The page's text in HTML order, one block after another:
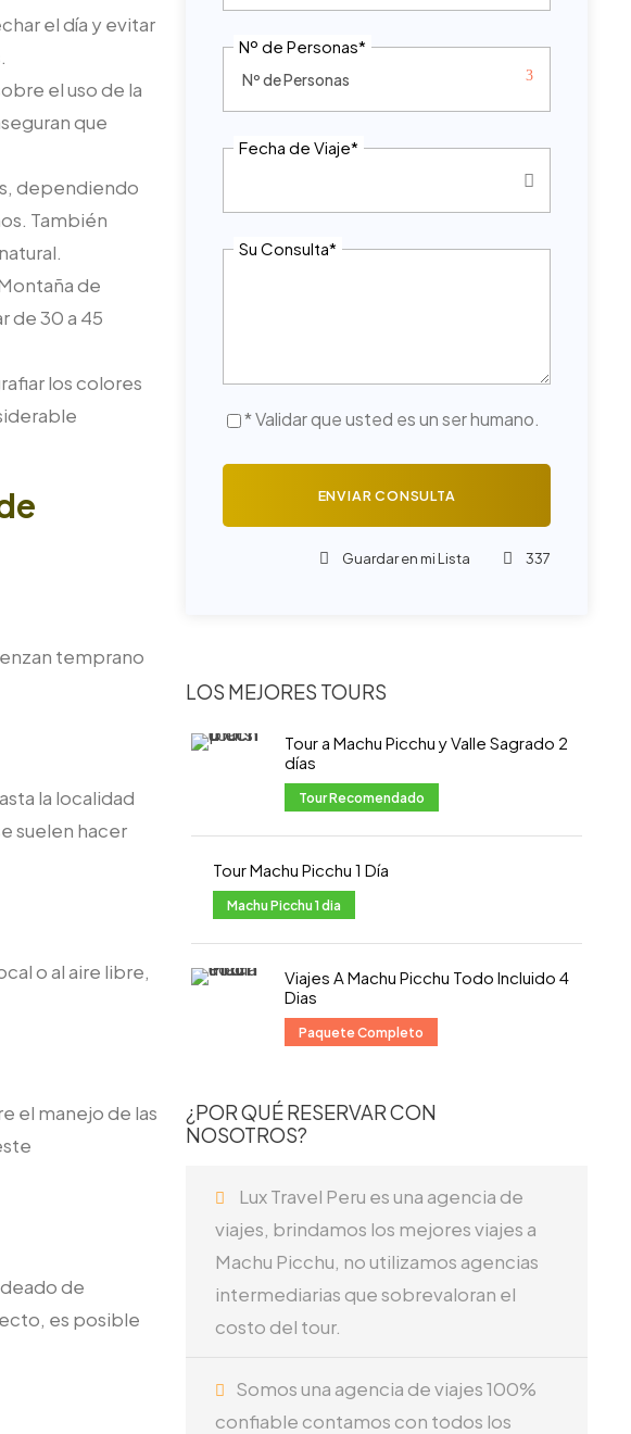
Nº de Personas*
Fecha de Viaje*
Su Consulta*
* Validar que usted es un ser humano.
Guardar en mi Lista 337
LOS MEJORES TOURS
Tour a Machu Picchu y Valle Sagrado 2
días
Tour Recomendado
Tour Machu Picchu 1 Día
Machu Picchu 1 dia
Viajes A Machu Picchu Todo Incluido 4
Dias
Paquete Completo
¿POR QUÉ RESERVAR CON
NOSOTROS?
Lux Travel Peru es una agencia de
viajes, brindamos los mejores viajes a
Machu Picchu, no utilizamos agencias
intermediarias que sobrevaloran el
costo del tour.
Somos una agencia de viajes 100%
confiable contamos con todos los
el día y evitar
el uso de la
que
dependiendo
También
de
de 30 a 45
los colores
temprano
la localidad
suelen hacer
o al aire libre,
el manejo de las
de
es posible